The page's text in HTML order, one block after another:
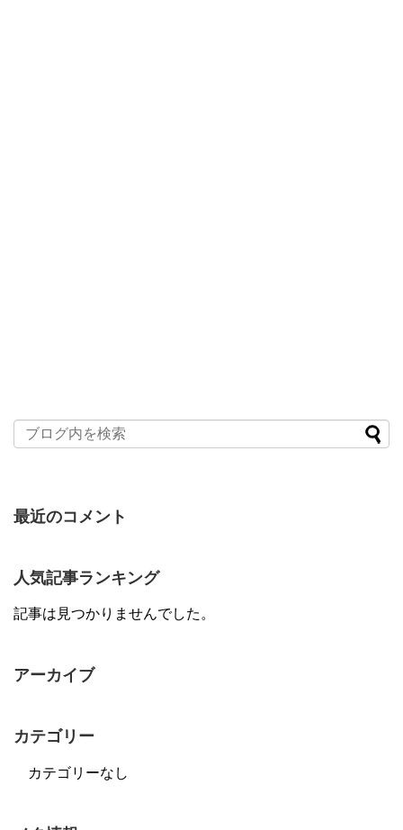
最近のコメント
人気記事ランキング
記事は見つかりませんでした。
アーカイブ
カテゴリー
カテゴリーなし